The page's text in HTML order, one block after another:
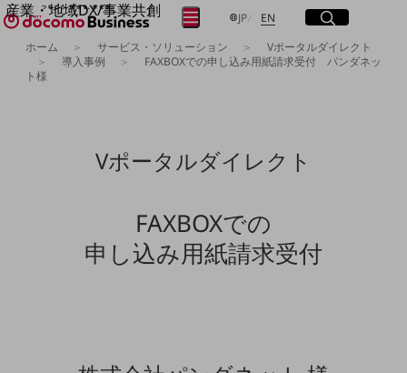
産業・地域DX/事業共創
OPEN HUB for Plural Futures
自律・分散・協調型社会の実現を目指し、
「社会可能性」を探究・実装する事業共創エコシステムです。
産業・地域DXプラットフォーマーとして
企業と地域が持続成長する社会を目指します
Smart Education
地域の取り組み
JP日本語
EN Englishサイト内検索
開く
メニュー
開く
フリーワードを入力して探す
ホーム サービス・ソリューション
Vポータルダイレクト
導入事例
FAXBOXでの申し込み用紙請求受付 パンダネッ
ト様
Vポータルダイレクト
FAXBOXでの
申し込み用紙請求受付